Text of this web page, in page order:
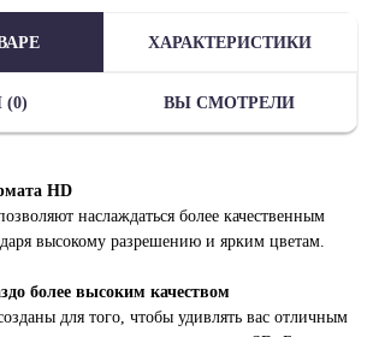
ХАРАКТЕРИСТИКИ
ВЫ СМОТРЕЛИ
HD
наслаждаться более качественным
высокому разрешению и ярким цветам.
более высоким качеством
для того, чтобы удивлять вас отличным